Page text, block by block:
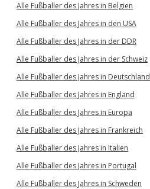
Alle Fußballer des Jahres in Belgien
Alle Fußballer des Jahres in den USA
Alle Fußballer des Jahres in der DDR
Alle Fußballer des Jahres in der Schweiz
Alle Fußballer des Jahres in Deutschland
Alle Fußballer des Jahres in England
Alle Fußballer des Jahres in Europa
Alle Fußballer des Jahres in Frankreich
Alle Fußballer des Jahres in Italien
Alle Fußballer des Jahres in Portugal
Alle Fußballer des Jahres in Schweden